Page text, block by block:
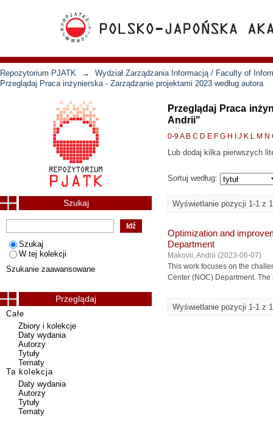
Repozytorium PJATK →
Wydział Zarządzania Informacją / Faculty of
Przeglądaj Praca inżynierska - Zarządzanie projektami 2023 według autora
Przeglądaj Praca
Andrii"
0-9A B C D E F G H J K L M N
Lub dodaj kilka pierwszych
Sortuj według:
Wyświetlanie pozycji 1-1 z 1
Optimization and
Department
Makovii, Andrii (2023-06-07)
This work focuses on the
Center (NOC) Department.
Wyświetlanie pozycji 1-1 z 1
Szukaj
Szukaj
W tej kolekcji
Szukanie zaawansowane
Przeglądaj
Całe
Zbiory i kolekcje
Daty wydania
Autorzy
Tytuły
Tematy
Ta kolekcja
Daty wydania
Autorzy
Tytuły
Tematy